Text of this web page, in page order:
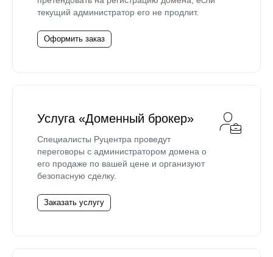
текущий администратор его не продлит.
Оформить заказ
Услуга «Доменный брокер»
Специалисты Руцентра проведут
переговоры с администратором домена о
его продаже по вашей цене и организуют
безопасную сделку.
Заказать услугу